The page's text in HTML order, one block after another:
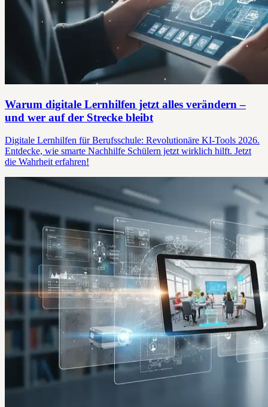
Warum digitale Lernhilfen jetzt alles verändern –
und wer auf der Strecke bleibt
Digitale Lernhilfen für Berufsschule: Revolutionäre KI-Tools 2026.
Entdecke, wie smarte Nachhilfe Schülern jetzt wirklich hilft. Jetzt
die Wahrheit erfahren!